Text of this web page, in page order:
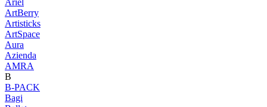
Ariel
ArtBerry
Artisticks
ArtSpace
Aura
Azienda
AМRA
B
B-PACK
Bagi